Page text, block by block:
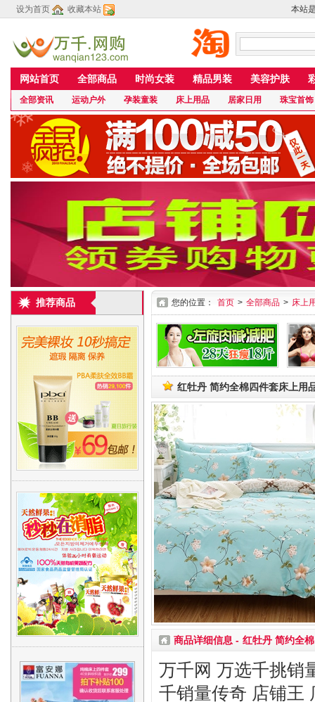
设为首页 收藏本站 本站
网站首页 全部商品 时尚女装 精品男装 美容护肤
全部资讯 运动户外 孕装童装 床上用品 居家日用 珠宝首饰
推荐商品 您的位置： 首页 > 全部商品 > 床上
红牡丹 简约全棉四件套床上用
商品详细信息 - 红牡丹 简约全
万千网 万选千挑销
千销量传奇 店铺王